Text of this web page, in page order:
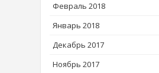
Февраль 2018
Январь 2018
Декабрь 2017
Ноябрь 2017